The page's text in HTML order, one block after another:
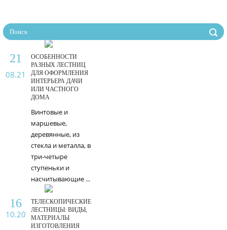
21
08.21
ОСОБЕННОСТИ
РАЗНЫХ ЛЕСТНИЦ
ДЛЯ ОФОРМЛЕНИЯ
ИНТЕРЬЕРА ДАЧИ
ИЛИ ЧАСТНОГО
ДОМА
Винтовые и
маршевые,
деревянные, из
стекла и металла, в
три-четыре
ступеньки и
насчитывающие ...
16
10.20
ТЕЛЕСКОПИЧЕСКИЕ
ЛЕСТНИЦЫ: ВИДЫ,
МАТЕРИАЛЫ
ИЗГОТОВЛЕНИЯ